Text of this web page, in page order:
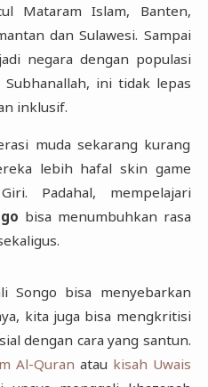
Mataram Islam, Banten,
dan Sulawesi. Sampai
negara dengan populasi
ini tidak lepas
inklusif.
muda sekarang kurang
lebih hafal skin game
Padahal, mempelajari
bisa menumbuhkan rasa
Songo bisa menyebarkan
kita juga bisa mengkritisi
dengan cara yang santun.
Al-Quran atau kisah Uwais